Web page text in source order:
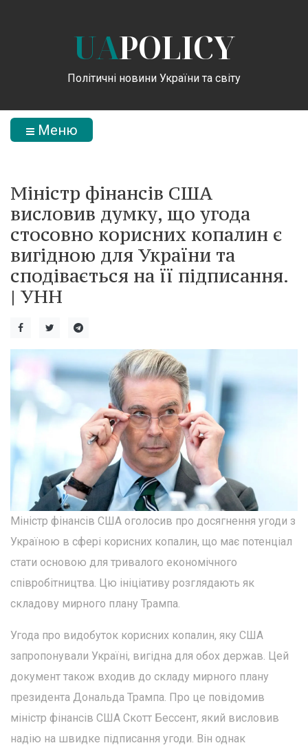
UAPOLICY
Політичні новини України та світу
Меню
Міністр фінансів США
висловив думку, що угода
стосовно корисних копалин є
вигідною для України та
сподівається на її підписання.
| УНН
Міністр фінансів США оголосив про досягнення угоди з
Україною в сфері корисних копалин, що має потенціал
стати основою для тривалого економічного
співробітництва. Цю ініціативу розглядають як
складову мирного плану Трампа.
Угода про видобуток корисних копалин, яку США
запропонували Україні, вигідна для обох держав. Цей
документ також входив до складу мирного плану
президента Дональда Трампа. Про це повідомив
міністр фінансів США Скотт Бессент, який висловив
надію на швидке підписання угоди. Він однак